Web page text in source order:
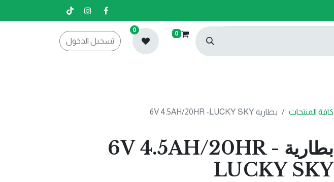
0
0
تسجيل الدخول
كافة المنتجات بطارية 6V 4.5AH/20HR -LUCKY SKY
بطارية 6V 4.5AH/20HR -
LUCKY SKY